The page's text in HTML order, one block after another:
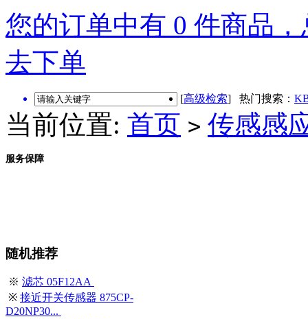
您的订单中有 0 件商品
去下单
[高级检索] 热门搜索：
当前位置: 首页 > 传感感
服务保障
随机推荐
※ 滤芯 05F12AA
※ 接近开关传感器 875CP-
D20NP30...